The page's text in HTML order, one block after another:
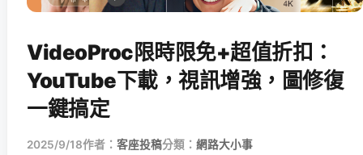
VideoProc限時限免+超值折扣：
YouTube下載，視訊增強，圖修復
一鍵搞定
2025/9/18作者： 客座投稿分類： 網路大小事